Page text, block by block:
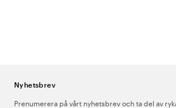
Nyhetsbrev
Prenumerera på vårt nyhetsbrev och ta del av